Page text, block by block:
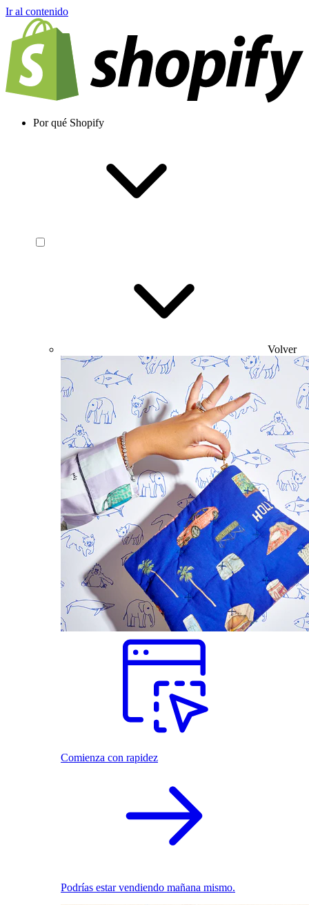
Ir al contenido
Por qué Shopify
Volver
Comienza con rapidez
Podrías estar vendiendo mañana mismo.